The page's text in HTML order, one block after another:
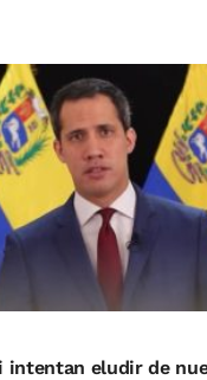
intentan eludir de